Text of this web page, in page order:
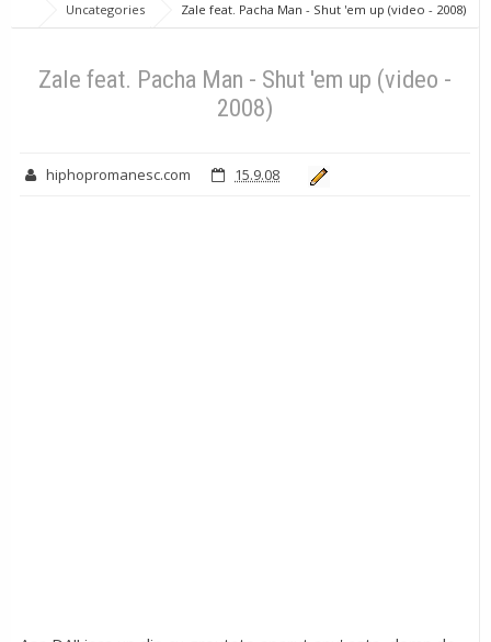
Uncategories Zale feat. Pacha Man - Shut 'em up (video - 2008)
Zale feat. Pacha Man - Shut 'em up (video -
2008)
hiphopromanesc.com 15.9.08